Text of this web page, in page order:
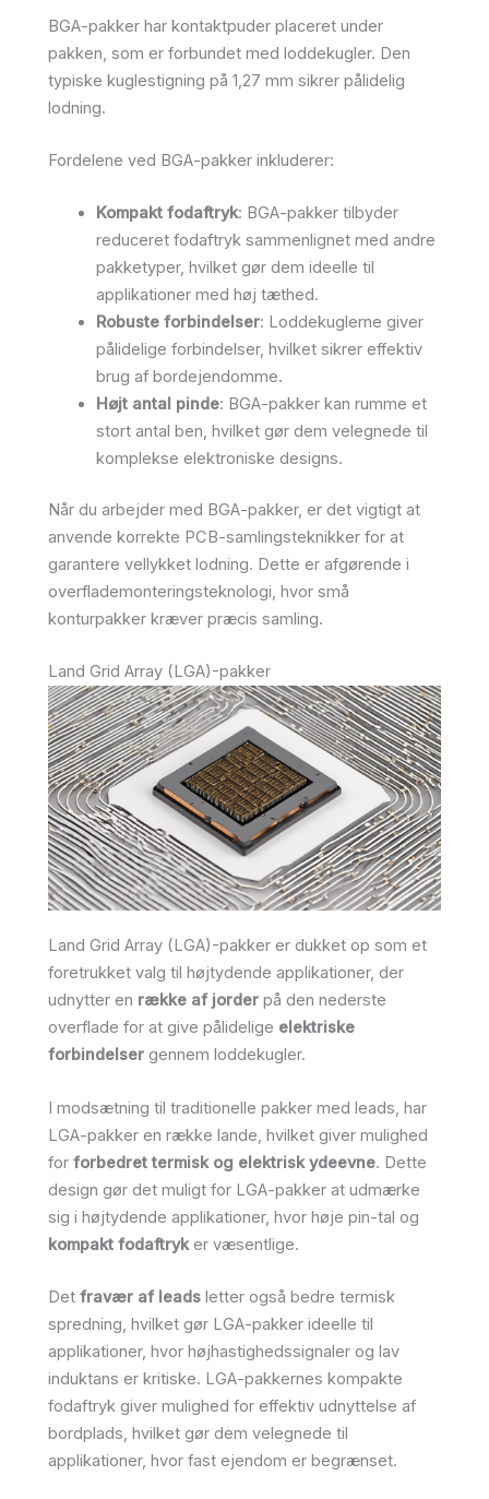
BGA-pakker har kontaktpuder placeret under
pakken, som er forbundet med loddekugler. Den
typiske kuglestigning på 1,27 mm sikrer pålidelig
lodning.
Fordelene ved BGA-pakker inkluderer:
Kompakt fodaftryk: BGA-pakker tilbyder
reduceret fodaftryk sammenlignet med andre
pakketyper, hvilket gør dem ideelle til
applikationer med høj tæthed.
Robuste forbindelser: Loddekuglerne giver
pålidelige forbindelser, hvilket sikrer effektiv
brug af bordejendomme.
Højt antal pinde: BGA-pakker kan rumme et
stort antal ben, hvilket gør dem velegnede til
komplekse elektroniske designs.
Når du arbejder med BGA-pakker, er det vigtigt at
anvende korrekte PCB-samlingsteknikker for at
garantere vellykket lodning. Dette er afgørende i
overflademonteringsteknologi, hvor små
konturpakker kræver præcis samling.
Land Grid Array (LGA)-pakker
Land Grid Array (LGA)-pakker er dukket op som et
foretrukket valg til højtydende applikationer, der
udnytter en række af jorder på den nederste
overflade for at give pålidelige elektriske
forbindelser gennem loddekugler.
I modsætning til traditionelle pakker med leads, har
LGA-pakker en række lande, hvilket giver mulighed
for forbedret termisk og elektrisk ydeevne. Dette
design gør det muligt for LGA-pakker at udmærke
sig i højtydende applikationer, hvor høje pin-tal og
kompakt fodaftryker væsentlige.
Det fravær af leads letter også bedre termisk
spredning, hvilket gør LGA-pakker ideelle til
applikationer, hvor højhastighedssignaler og lav
induktans er kritiske. LGA-pakkernes kompakte
fodaftryk giver mulighed for effektiv udnyttelse af
bordplads, hvilket gør dem velegnede til
applikationer, hvor fast ejendom er begrænset.